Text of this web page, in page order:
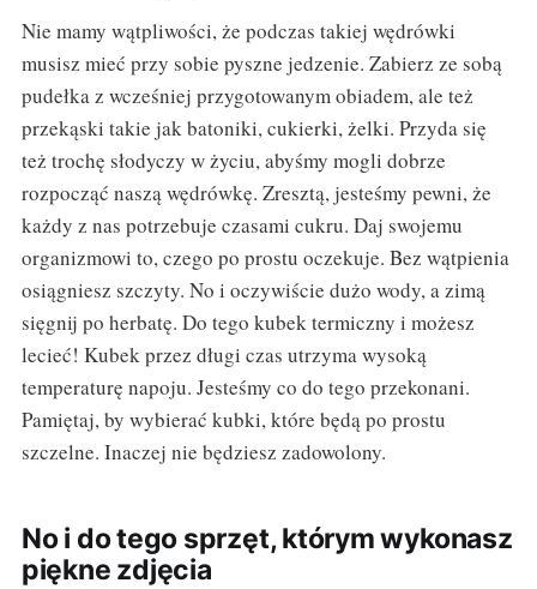
Nie mamy wątpliwości, że podczas takiej wędrówki
musisz mieć przy sobie pyszne jedzenie. Zabierz ze sobą
pudełka z wcześniej przygotowanym obiadem, ale też
przekąski takie jak batoniki, cukierki, żelki. Przyda się
też trochę słodyczy w życiu, abyśmy mogli dobrze
rozpocząć naszą wędrówkę. Zresztą, jesteśmy pewni, że
każdy z nas potrzebuje czasami cukru. Daj swojemu
organizmowi to, czego po prostu oczekuje. Bez wątpienia
osiągniesz szczyty. No i oczywiście dużo wody, a zimą
sięgnij po herbatę. Do tego kubek termiczny i możesz
lecieć! Kubek przez długi czas utrzyma wysoką
temperaturę napoju. Jesteśmy co do tego przekonani.
Pamiętaj, by wybierać kubki, które będą po prostu
szczelne. Inaczej nie będziesz zadowolony.
No i do tego sprzęt, którym wykonasz
piękne zdjęcia